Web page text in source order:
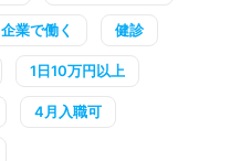
企業で働く 健診
1日10万円以上
4月入職可